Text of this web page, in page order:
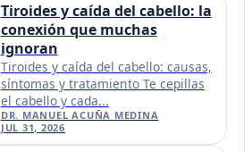
Tiroides y caída del cabello: la
conexión que muchas
ignoran
Tiroides y caída del cabello: causas,
síntomas y tratamiento Te cepillas
el cabello y cada...
DR. MANUEL ACUÑA MEDINA
JUL 31, 2026